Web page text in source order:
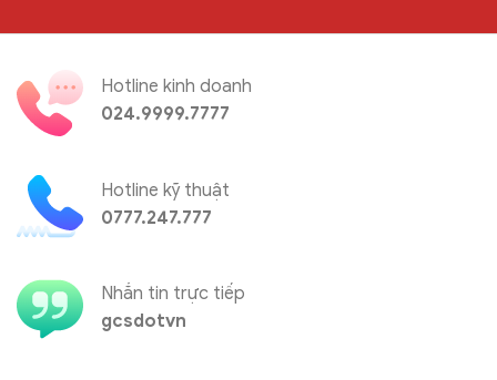
Hotline kinh doanh
024.9999.7777
Hotline kỹ thuật
0777.247.777
Nhắn tin trực tiếp
gcsdotvn